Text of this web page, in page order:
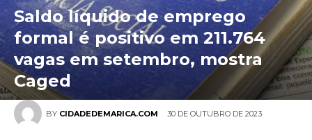
BY CIDADEDEMARICA.COM 30 DE OUTUBRO DE 2023
Saldo líquido de emprego
formal é positivo em 211.764
vagas em setembro, mostra
Caged